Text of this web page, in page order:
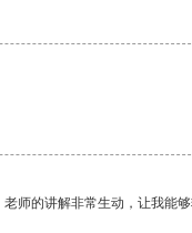
师的讲解非常生动，让我能够